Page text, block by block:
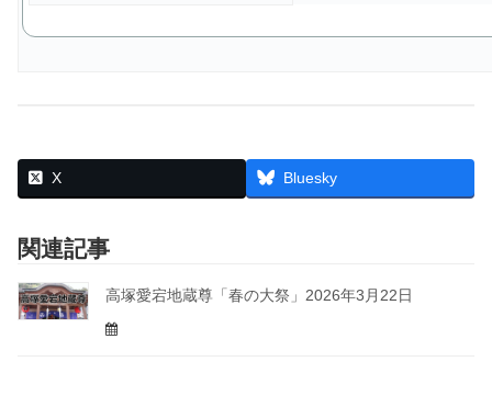
X Bluesky
関連記事
高塚愛宕地蔵尊「春の大祭」2026年3月22日